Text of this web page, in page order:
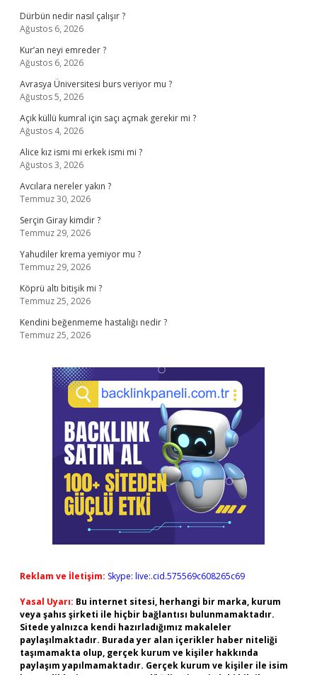
Dürbün nedir nasıl çalışır ?
Ağustos 6, 2026
Kur’an neyi emreder ?
Ağustos 6, 2026
Avrasya Üniversitesi burs veriyor mu ?
Ağustos 5, 2026
Açık küllü kumral için saçı açmak gerekir mi ?
Ağustos 4, 2026
Alice kız ismi mi erkek ismi mi ?
Ağustos 3, 2026
Avcılara nereler yakın ?
Temmuz 30, 2026
Serçin Giray kimdir ?
Temmuz 29, 2026
Yahudiler krema yemiyor mu ?
Temmuz 29, 2026
Köprü altı bitişik mi ?
Temmuz 25, 2026
Kendini beğenmeme hastalığı nedir ?
Temmuz 25, 2026
Reklam ve İletişim: Skype: live:.cid.575569c608265c69
Yasal Uyarı: Bu internet sitesi, herhangi bir marka, kurum
veya şahıs şirketi ile hiçbir bağlantısı bulunmamaktadır.
Sitede yalnızca kendi hazırladığımız makaleler
paylaşılmaktadır. Burada yer alan içerikler haber niteliği
taşımamakta olup, gerçek kurum ve kişiler hakkında
paylaşım yapılmamaktadır. Gerçek kurum ve kişiler ile isim